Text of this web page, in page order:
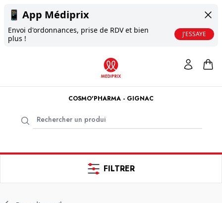
📱 App Médiprix
Envoi d'ordonnances, prise de RDV et bien
plus !
J'ESSAYE
COSMO'PHARMA - GIGNAC
FILTRER